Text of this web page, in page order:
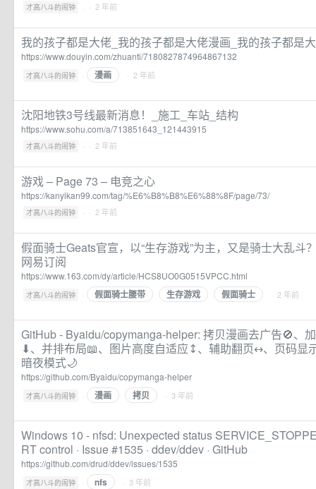
才高八斗的闹钟 · · 2 年前
我的孩子都是大佬_我的孩子都是大佬漫画_我的孩子都是
https://www.douyin.com/zhuanti/7180827874964867132
才高八斗的闹钟 · 漫画 · 2 年前
沈阳地铁3号线最新消息！_施工_车站_结构
https://www.sohu.com/a/713851643_121443915
才高八斗的闹钟 · · 2 年前
游戏 – Page 73 – 电竞之心
https://kanyikan99.com/tag/%E6%B8%B8%E6%88%8F/page/73/
才高八斗的闹钟 · · 2 年前
假面骑士Geats官宣，以“生存游戏”为主，又是骑士大乱斗
网易订阅
https://www.163.com/dy/article/HCS8UO0G0515VPCC.html
才高八斗的闹钟 · 假面骑士腰带 生存游戏 假面骑士 · 2 年前
GitHub - Byaidu/copymanga-helper: 拷贝漫画去广告🚫、
⬇️、并排布局📖、图片高度自适应↕️、辅助翻页↔️、页码显
暗夜模式🌙
https://github.com/Byaidu/copymanga-helper
才高八斗的闹钟 · 漫画 拷贝 · 3 年前
Windows 10 - nfsd: Unexpected status
RT control · Issue #1535 · ddev/ddev · GitHub
https://github.com/drud/ddev/issues/1535
才高八斗的闹钟 · nfs · 3 年前